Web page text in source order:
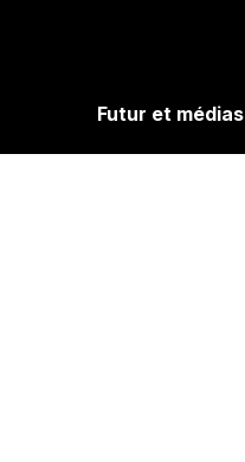
Futur et médias